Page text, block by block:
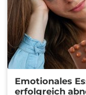
Emotionales
erfolgreich